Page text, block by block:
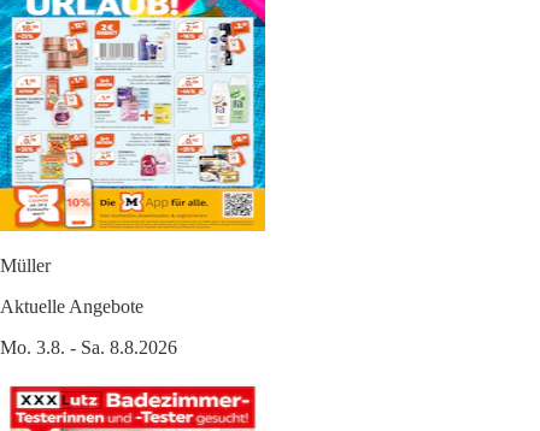
Müller
Aktuelle Angebote
Mo. 3.8. - Sa. 8.8.2026